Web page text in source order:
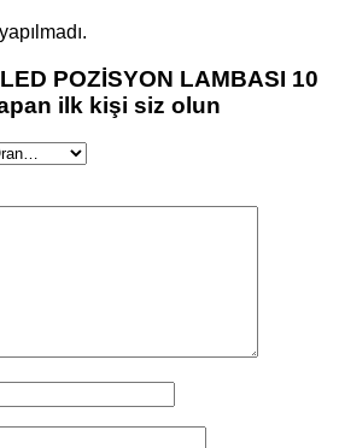
POZİSYON LAMBASI 10
ilk kişi siz olun